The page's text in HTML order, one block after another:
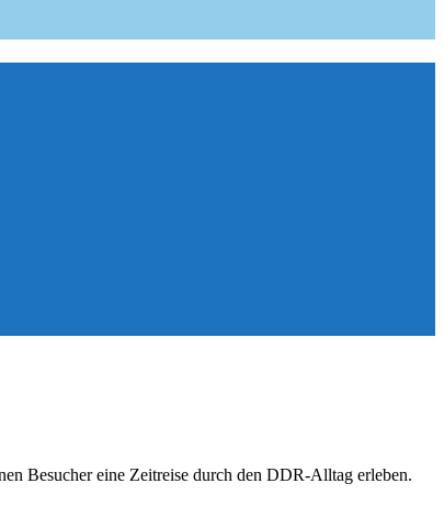
Besucher eine Zeitreise durch den DDR-Alltag erleben.